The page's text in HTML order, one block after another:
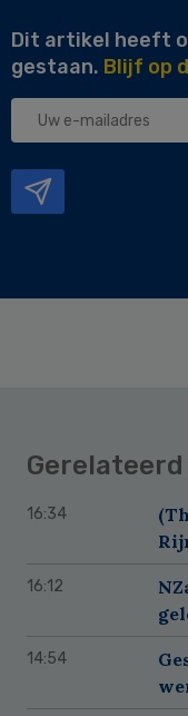
Dit artikel heeft
gestaan. Blijf op
Uw
16:34
16:12
14:54